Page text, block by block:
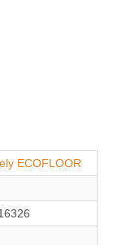
ECOFLOOR